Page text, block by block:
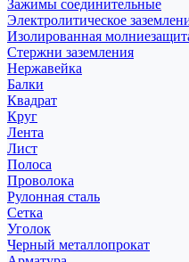
Зажимы соединительные
Электролитическое
Изолированная
Стержни заземления
Нержавейка
Балки
Квадрат
Круг
Лента
Лист
Полоса
Проволока
Рулонная сталь
Сетка
Уголок
Черный металлопрокат